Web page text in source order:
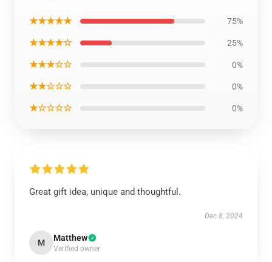
★★★★★ 75%
★★★★☆ 25%
★★★☆☆ 0%
★★☆☆☆ 0%
★☆☆☆☆ 0%
Great gift idea, unique and thoughtful.
Dec 8, 2024
M Matthew
Verified owner